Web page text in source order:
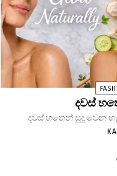
දවස්
දවස් හතෙන් සුදු වෙන